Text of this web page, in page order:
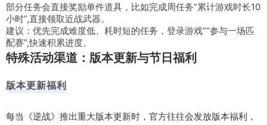
部分任务会直接奖励单件道具，比如完成周任务“累计游戏时长10
小时”,直接领取近战武器。
建议：优先完成难度低、耗时短的任务，登录游戏”“参与一场匹
配赛”,快速积累进度。
特殊活动渠道：版本更新与节日福利
版本更新福利
每当《逆战》推出重大版本更新时，官方往往会发放版本福利，